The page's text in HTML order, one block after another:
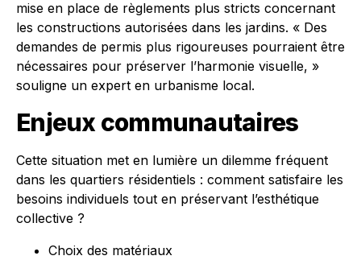
mise en place de règlements plus stricts concernant
les constructions autorisées dans les jardins. « Des
demandes de permis plus rigoureuses pourraient être
nécessaires pour préserver l’harmonie visuelle, »
souligne un expert en urbanisme local.
Enjeux communautaires
Cette situation met en lumière un dilemme fréquent
dans les quartiers résidentiels : comment satisfaire les
besoins individuels tout en préservant l’esthétique
collective ?
Choix des matériaux